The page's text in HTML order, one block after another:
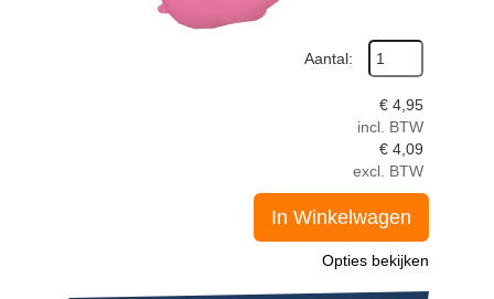
Aantal:
€ 4,95
incl. BTW
€ 4,09
excl. BTW
In Winkelwagen
Opties bekijken